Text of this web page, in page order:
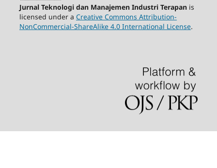
Jurnal Teknologi dan Manajemen Industri Terapanis
licensed under a Creative Commons Attribution-
NonCommercial-ShareAlike 4.0 International License.